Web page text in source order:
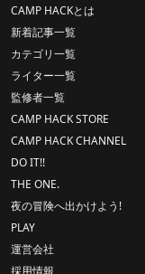
CAMP HACKとは
新着記事一覧
カテゴリ一覧
ライター一覧
監修者一覧
CAMP HACK STORE
CAMP HACK CHANNEL
DO IT!!
THE ONE.
夜の冒険へ出かけよう!
PLAY
運営会社
採用情報